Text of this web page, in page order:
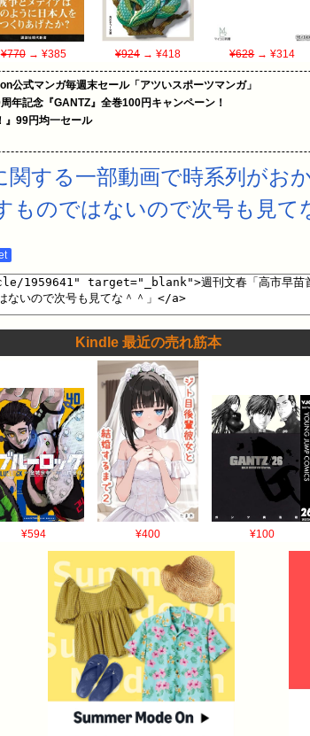
¥770→ ¥385 ¥924→ ¥418 ¥628→ ¥314
公式マンガ毎週末セール「アツいスポーツマンガ」
年記念『GANTZ』全巻100円キャンペーン！
』99円均一セール
関する一部動画で時系列がお
ものではないので次号も見て
Kindle 最近の売れ筋本
¥594 ¥400 ¥100